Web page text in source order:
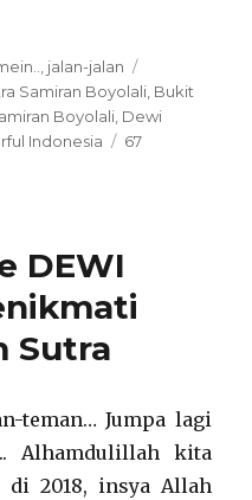
jalan-jalan
Samiran Boyolali Bukit
Boyolali Dewi
Indonesia
67
DEWI
Sutra
teman… Jumpa lagi
Alhamdulillah kita
di 2018, insya Allah